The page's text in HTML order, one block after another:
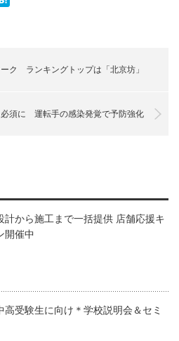
ク ランキングトップは「北京坊」
須に 運転手の感染発覚で予防強化
計から施工まで一括提供 店舗応援キ
開催中
高受験生に向け＊学校説明会＆セミ